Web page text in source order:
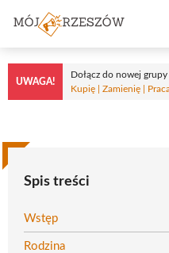
treści
UWAGA!
Dołącz do nowej grupy
Kupię | Zamienię |
Spis treści
Wstęp
Rodzina